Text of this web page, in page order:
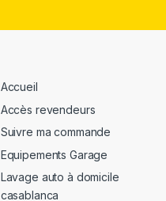
Accueil
Accès revendeurs
Suivre ma commande
Equipements Garage
Lavage auto à domicile
casablanca